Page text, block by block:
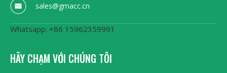
sales@gmacc.cn
Whatsapp: +86 15962359991
HÃY CHẠM VỚI CHÚNG TÔI